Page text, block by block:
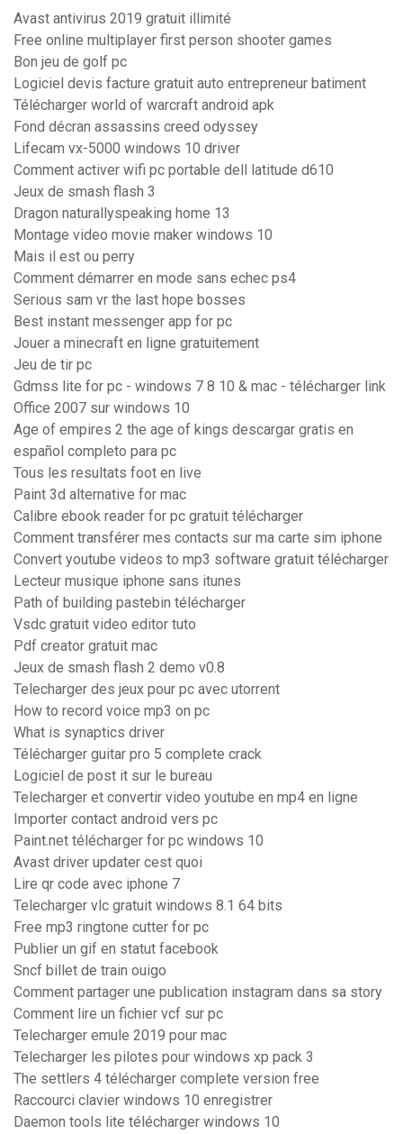
Avast antivirus 2019 gratuit illimité
Free online multiplayer first person shooter games
Bon jeu de golf pc
Logiciel devis facture gratuit auto entrepreneur batiment
Télécharger world of warcraft android apk
Fond décran assassins creed odyssey
Lifecam vx-5000 windows 10 driver
Comment activer wifi pc portable dell latitude d610
Jeux de smash flash 3
Dragon naturallyspeaking home 13
Montage video movie maker windows 10
Mais il est ou perry
Comment démarrer en mode sans echec ps4
Serious sam vr the last hope bosses
Best instant messenger app for pc
Jouer a minecraft en ligne gratuitement
Jeu de tir pc
Gdmss lite for pc - windows 7 8 10 & mac - télécharger link
Office 2007 sur windows 10
Age of empires 2 the age of kings descargar gratis en
español completo para pc
Tous les resultats foot en live
Paint 3d alternative for mac
Calibre ebook reader for pc gratuit télécharger
Comment transférer mes contacts sur ma carte sim iphone
Convert youtube videos to mp3 software gratuit télécharger
Lecteur musique iphone sans itunes
Path of building pastebin télécharger
Vsdc gratuit video editor tuto
Pdf creator gratuit mac
Jeux de smash flash 2 demo v0.8
Telecharger des jeux pour pc avec utorrent
How to record voice mp3 on pc
What is synaptics driver
Télécharger guitar pro 5 complete crack
Logiciel de post it sur le bureau
Telecharger et convertir video youtube en mp4 en ligne
Importer contact android vers pc
Paint.net télécharger for pc windows 10
Avast driver updater cest quoi
Lire qr code avec iphone 7
Telecharger vlc gratuit windows 8.1 64 bits
Free mp3 ringtone cutter for pc
Publier un gif en statut facebook
Sncf billet de train ouigo
Comment partager une publication instagram dans sa story
Comment lire un fichier vcf sur pc
Telecharger emule 2019 pour mac
Telecharger les pilotes pour windows xp pack 3
The settlers 4 télécharger complete version free
Raccourci clavier windows 10 enregistrer
Daemon tools lite télécharger windows 10